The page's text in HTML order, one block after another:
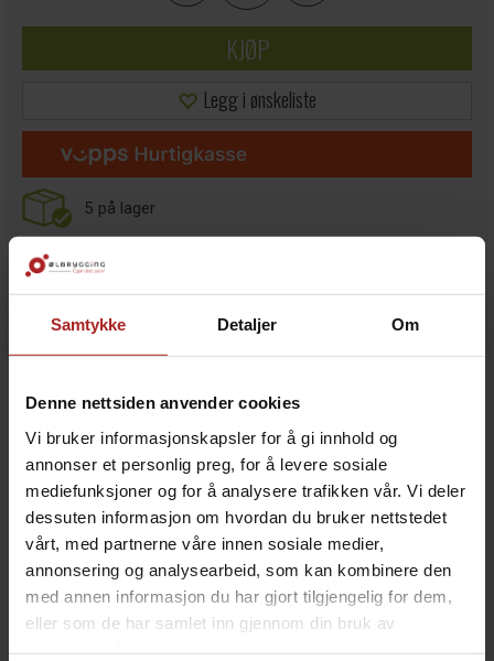
Samtykke Detaljer Om
Denne nettsiden anvender cookies
Vi bruker informasjonskapsler for å gi innhold og
annonser et personlig preg, for å levere sosiale
mediefunksjoner og for å analysere trafikken vår. Vi deler
dessuten informasjon om hvordan du bruker nettstedet
vårt, med partnerne våre innen sosiale medier,
annonsering og analysearbeid, som kan kombinere den
med annen informasjon du har gjort tilgjengelig for dem,
eller som de har samlet inn gjennom din bruk av
KJØP
Legg i ønskeliste
5 på lager
BESKRIVELSE
Beskytt grillen din mot vann, vind og snø med vårt
solide, skreddersydde grilltrekk.
Dette kraftige grilltrekket er laget av industriell styrke
stoff for å forhindre rift og slitasje. Dem voø holde din
Kamado Joe beskyttet i mange år fremover. Dette
heldekkende grilltrekket inkluderer også en justerbar
spenne for å holde trekket på plass, enten den står på
lager eller utendørs.